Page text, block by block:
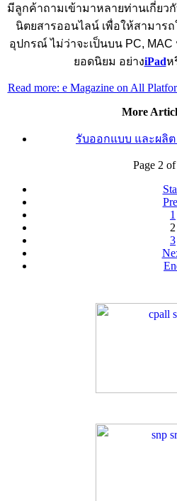
มีลูกค้าถามเข้ามาหลายท่านเกี่ยว
นิตยสารออนไลน์ เพื่อให้สามาร
อุปกรณ์ ไม่ว่าจะเป็นบน PC, MAC
ยอดนิยม อย่างiPadห
Read more: e Magazine on All
More
รับออกแบบ และผลิต
Page 2
1
2
3